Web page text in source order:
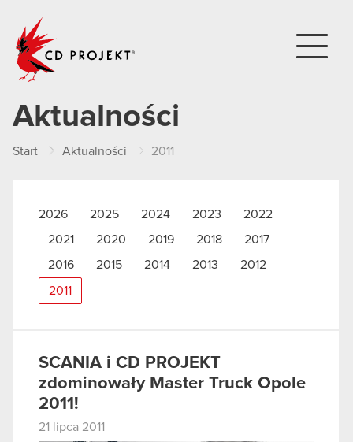
Aktualności
Start Aktualności 2011
2026 2025 2024 2023
2022
2021
2020 2019 2018
2017
2016
2015 2014 2013 2012
2011
SCANIA i CD PROJEKT
zdominowały Master Truck Opole
2011!
21 lipca 2011